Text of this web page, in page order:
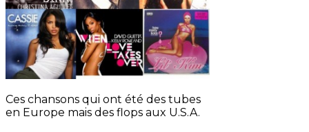
Ces chansons qui ont été des tubes
en Europe mais des flops aux U.S.A.